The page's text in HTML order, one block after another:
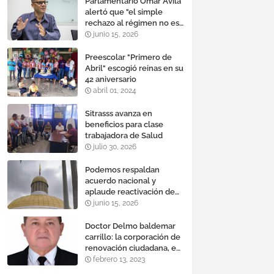
alertó que "el simple
rechazo al régimen no es
suficiente para lograr un
efectivo"
junio 15, 2026
Preescolar "Primero de
Abril" escogió reinas en su
42 aniversario
abril 01, 2024
Sitrasss avanza en
beneficios para clase
trabajadora de Salud
julio 30, 2026
Podemos respaldan
acuerdo nacional y
aplaude reactivación de
Tocoma con la
megavatios al sistema
eléctrico nacional
junio 15, 2026
Doctor Delmo baldemar
carrillo: la corporación de
renovación ciudadana, es
un banco mundial de
febrero 13, 2023